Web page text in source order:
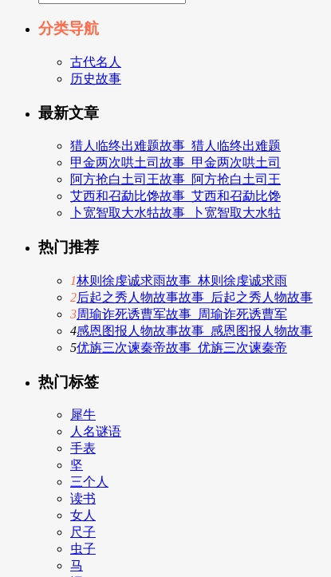
分类导航
古代名人
历史故事
最新文章
猎人临终出难题故事_猎人临终出难题
甲金两次哄土司故事_甲金两次哄土司
阿方抢白土司王故事_阿方抢白土司王
艾西和召勐比馋故事_艾西和召勐比馋
卜宽智取大水牯故事_卜宽智取大水牯
热门推荐
1林则徐虔诚求雨故事_林则徐虔诚求雨
2后起之秀人物故事故事_后起之秀人物故事
3周瑜诈死诱曹军故事_周瑜诈死诱曹军
4感恩图报人物故事故事_感恩图报人物故事
5优旃三次谏秦帝故事_优旃三次谏秦帝
热门标签
犀牛
人名谜语
手表
坚
三个人
读书
女人
尺子
虫子
马